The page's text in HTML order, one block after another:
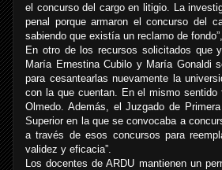
el concurso del cargo en litigio. La
penal porque armaron el concurso del
sabiendo que existía un reclamo de
En otro de los recursos solicitados que
María Ernestina Cubilo y María Gonaldi
para cesantearlas nuevamente la
con la que cuentan. En el mismo
Olmedo. Además, el Juzgado de
Superior en la que se convocaba a
a través de esos concursos para
validez y eficacia”.
Los docentes de ARDU mantienen un